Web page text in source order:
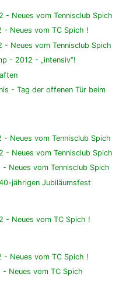
- Neues vom Tennisclub Spich
- Neues vom TC Spich !
- Neues vom Tennisclub Spich
- 2012 - „intensiv“!
- Tag der offenen Tür beim
- Neues vom Tennisclub Spich
- Neues vom Tennisclub Spich
- Neues vom Tennisclub Spich
jährigen Jubiläumsfest
- Neues vom TC Spich !
- Neues vom TC Spich !
- Neues vom TC Spich